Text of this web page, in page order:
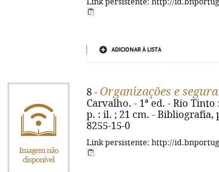
Link persistente: http://
ADICIONAR À LISTA
8 - Organizações e
Carvalho. - 1ª ed. - Rio
p. : il. ; 21 cm. - Bibliografia,
8255-15-0
Link persistente: http://